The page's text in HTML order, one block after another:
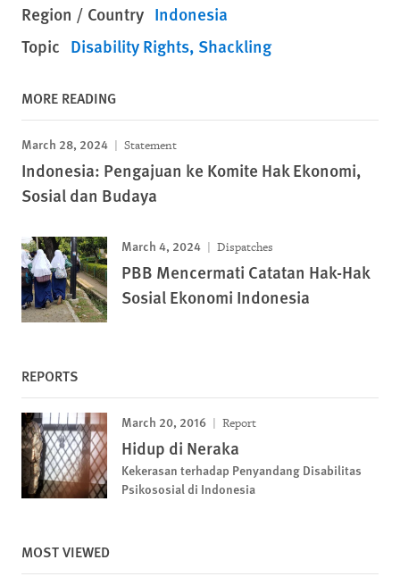
Region / Country Indonesia
Topic Disability Rights Shackling
MORE READING
March 28, 2024 Statement
Indonesia: Pengajuan ke Komite Hak Ekonomi,
Sosial dan Budaya
March 4, 2024 Dispatches
PBB Mencermati Catatan Hak-Hak
Sosial Ekonomi Indonesia
REPORTS
March 20, 2016 Report
Hidup di Neraka
Kekerasan terhadap Penyandang Disabilitas
Psikososial di Indonesia
MOST VIEWED